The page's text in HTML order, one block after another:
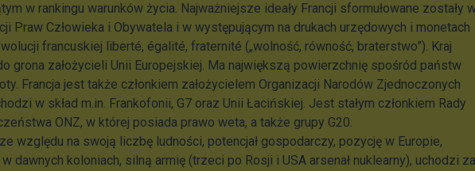
w rankingu warunków życia. Najważniejsze ideały Francji sformułowane zostały
Praw Człowieka i Obywatela i w występującym na drukach urzędowych i monetach
francuskiej liberté, égalité, fraternité („wolność, równość, braterstwo”). Kraj
grona założycieli Unii Europejskiej. Ma największą powierzchnię spośród państw
Francja jest także członkiem założycielem Organizacji Narodów Zjednoczonych
w skład m.in. Frankofonii, G7 oraz Unii Łacińskiej. Jest stałym członkiem Rady
ONZ, w której posiada prawo weta, a także grupy G20.
względu na swoją liczbę ludności, potencjał gospodarczy, pozycję w Europie,
w dawnych koloniach, silną armię (trzeci po Rosji i USA arsenał nuklearny), uchodzi za